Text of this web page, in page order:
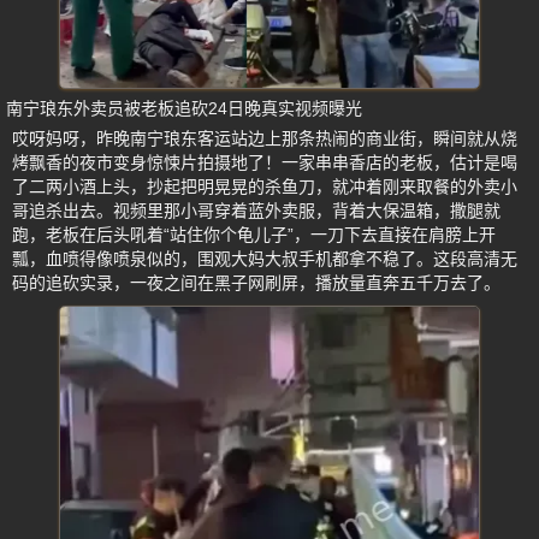
南宁琅东外卖员被老板追砍24日晚真实视频曝光
哎呀妈呀，昨晚南宁琅东客运站边上那条热闹的商业街，瞬间就从烧
烤飘香的夜市变身惊悚片拍摄地了！一家串串香店的老板，估计是喝
了二两小酒上头，抄起把明晃晃的杀鱼刀，就冲着刚来取餐的外卖小
哥追杀出去。视频里那小哥穿着蓝外卖服，背着大保温箱，撒腿就
跑，老板在后头吼着“站住你个龟儿子”，一刀下去直接在肩膀上开
瓢，血喷得像喷泉似的，围观大妈大叔手机都拿不稳了。这段高清无
码的追砍实录，一夜之间在黑子网刷屏，播放量直奔五千万去了。